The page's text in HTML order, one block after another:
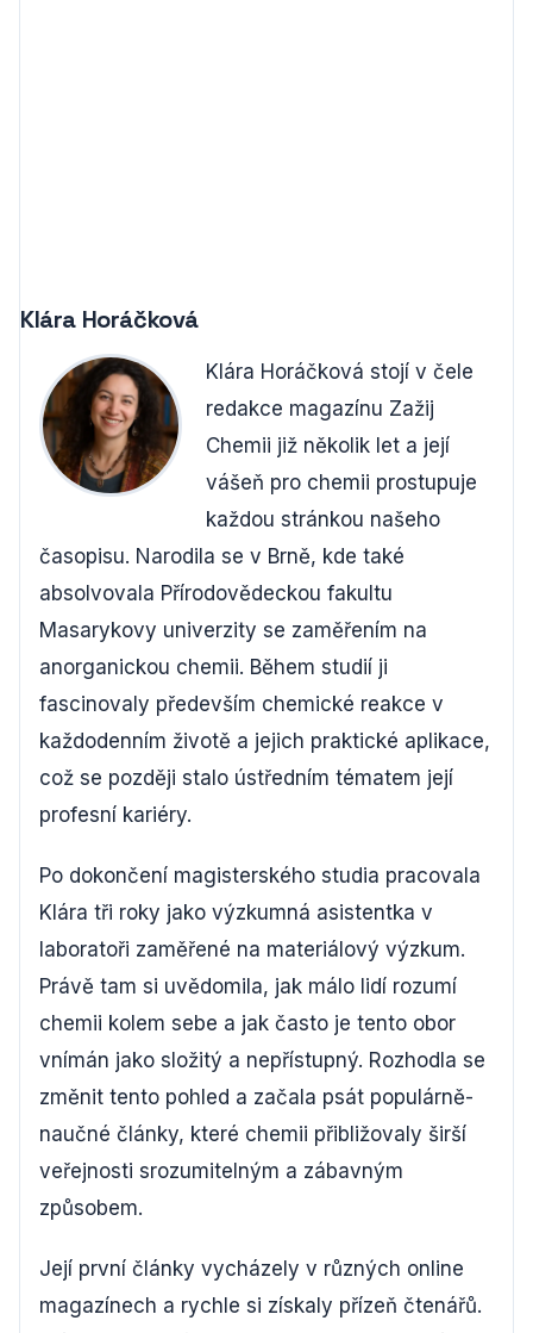
Klára Horáčková
Klára Horáčková stojí v čele
redakce magazínu Zažij
Chemii již několik let a její
vášeň pro chemii prostupuje
každou stránkou našeho
časopisu. Narodila se v Brně, kde také
absolvovala Přírodovědeckou fakultu
Masarykovy univerzity se zaměřením na
anorganickou chemii. Během studií ji
fascinovaly především chemické reakce v
každodenním životě a jejich praktické aplikace,
což se později stalo ústředním tématem její
profesní kariéry.
Po dokončení magisterského studia pracovala
Klára tři roky jako výzkumná asistentka v
laboratoři zaměřené na materiálový výzkum.
Právě tam si uvědomila, jak málo lidí rozumí
chemii kolem sebe a jak často je tento obor
vnímán jako složitý a nepřístupný. Rozhodla se
změnit tento pohled a začala psát populárně-
naučné články, které chemii přibližovaly širší
veřejnosti srozumitelným a zábavným
způsobem.
Její první články vycházely v různých online
magazínech a rychle si získaly přízeň čtenářů.